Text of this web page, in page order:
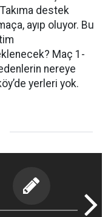
destek
ayıp oluyor. Bu
Maç 1-
nereye
yerleri yok.